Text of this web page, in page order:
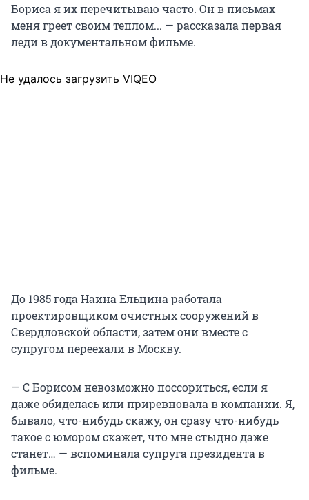
Бориса я их перечитываю часто. Он в письмах
меня греет своим теплом... — рассказала первая
леди в документальном фильме.
Не удалось загрузить VIQEO
До 1985 года Наина Ельцина работала
проектировщиком очистных сооружений в
Свердловской области, затем они вместе с
супругом переехали в Москву.
— С Борисом невозможно поссориться, если я
даже обиделась или приревновала в компании. Я,
бывало, что-нибудь скажу, он сразу что-нибудь
такое с юмором скажет, что мне стыдно даже
станет… — вспоминала супруга президента в
фильме.